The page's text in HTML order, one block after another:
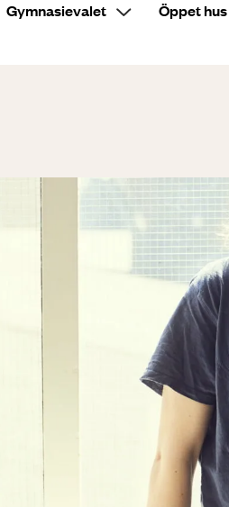
Gymnasievalet Öppet hus